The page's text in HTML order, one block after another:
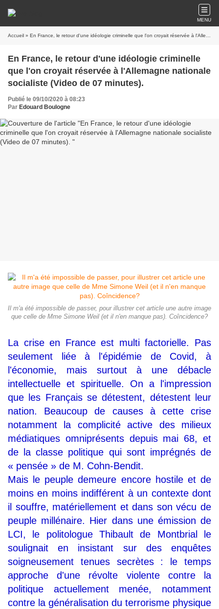
MENU
Accueil » En France, le retour d'une idéologie criminelle que l'on croyait réservée à l'Allemagne nationale socialiste (Video de 07 minutes).
En France, le retour d'une idéologie criminelle
que l'on croyait réservée à l'Allemagne nationale
socialiste (Video de 07 minutes).
Publié le 09/10/2020 à 08:23
Par Edouard Boulogne
Il m'a été impossible de passer, pour illustrer cet article une autre image
que celle de Mme Simone Weil (et il n'en manque pas). Coîncidence?
La crise en France est multi factorielle. Pas
seulement liée à l'épidémie de Covid, à
l'économie, mais surtout à une débacle
intellectuelle et spirituelle. On a l'impression
que les Français se détestent, détestent leur
nation. Beaucoup de causes à cette crise
notamment la complicité active des milieux
médiatiques omniprésents depuis mai 68, et
de la classe politique qui sont imprégnés de
« pensée » de M. Cohn-Bendit.
Mais le peuple demeure encore hostile et de
moins en moins indifférent à un contexte dont
il souffre, matériellement et dans son vécu de
peuple millénaire. Hier dans une émission de
LCI, le politologue Thibault de Montbrial le
soulignait en insistant sur des enquêtes
soigneusement tenues secrètes : le temps
approche d'une révolte violente contre la
politique actuellement menée, notamment
contre la généralisation du terrorisme physique